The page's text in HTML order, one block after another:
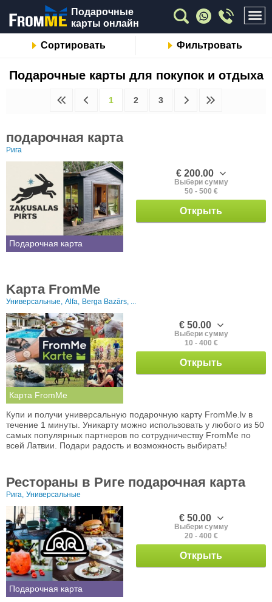
Подарочные
карты онлайн
Сортировать Фильтровать
Подарочные карты для покупок и отдыха
1 2 3
подарочная карта
Рига
Подарочная карта
€ 200.00
Выбери сумму
50 - 500 €
Открыть
Kарта FromMe
Универсальные, Alfa, Berga Bazārs, ...
Карта FromMe
€ 50.00
Выбери сумму
10 - 400 €
Открыть
Купи и получи универсальную подарочную карту FromMe.lv в
течение 1 минуты. Уникарту можно использовать у любого из 50
самых популярных партнеров по сотрудничеству FromMe по
всей Латвии. Подари радость и возможность выбирать!
Рестораны в Риге подарочная карта
Рига, Универсальные
Подарочная карта
€ 50.00
Выбери сумму
20 - 400 €
Открыть